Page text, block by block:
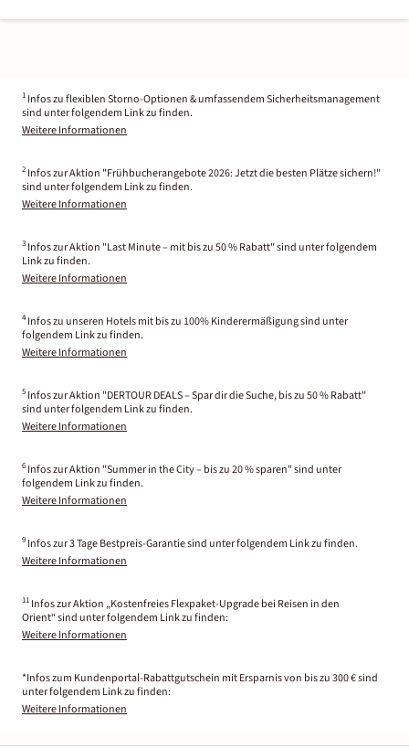
1 Infos zu flexiblen Storno-Optionen & umfassendem Sicherheitsmanagement
sind unter folgendem Link zu finden.
Weitere Informationen
2 Infos zur Aktion "Frühbucherangebote 2026: Jetzt die besten Plätze sichern!"
sind unter folgendem Link zu finden.
Weitere Informationen
3 Infos zur Aktion "Last Minute – mit bis zu 50 % Rabatt" sind unter folgendem
Link zu finden.
Weitere Informationen
4 Infos zu unseren Hotels mit bis zu 100% Kinderermäßigung sind unter
folgendem Link zu finden.
Weitere Informationen
5 Infos zur Aktion "DERTOUR DEALS – Spar dir die Suche, bis zu 50 % Rabatt"
sind unter folgendem Link zu finden.
Weitere Informationen
6 Infos zur Aktion "Summer in the City – bis zu 20 % sparen" sind unter
folgendem Link zu finden.
Weitere Informationen
9 Infos zur 3 Tage Bestpreis-Garantie sind unter folgendem Link zu finden.
Weitere Informationen
11 Infos zur Aktion „Kostenfreies Flexpaket-Upgrade bei Reisen in den
Orient“ sind unter folgendem Link zu finden:
Weitere Informationen
*Infos zum Kundenportal-Rabattgutschein mit Ersparnis von bis zu 300 € sind
unter folgendem Link zu finden:
Weitere Informationen